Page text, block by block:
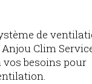
de
Clim
vos besoins pour